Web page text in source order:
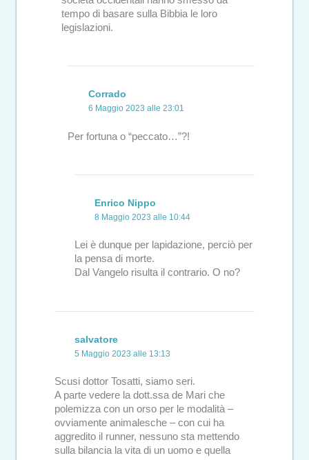
tempo di basare sulla Bibbia le loro
legislazioni.
Corrado
6 Maggio 2023 alle 23:01
Per fortuna o “peccato…”?!
Enrico Nippo
8 Maggio 2023 alle 10:44
Lei è dunque per lapidazione, perciò per
la pensa di morte.
Dal Vangelo risulta il contrario. O no?
salvatore
5 Maggio 2023 alle 13:13
Scusi dottor Tosatti, siamo seri.
A parte vedere la dott.ssa de Mari che
polemizza con un orso per le modalità –
ovviamente animalesche – con cui ha
aggredito il runner, nessuno sta mettendo
sulla bilancia la vita di un uomo e quella